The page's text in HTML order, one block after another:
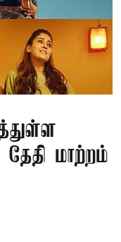
மாற்றம்